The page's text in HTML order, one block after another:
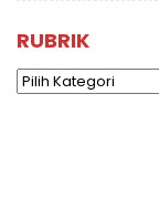
RUBRIK
Rubrik